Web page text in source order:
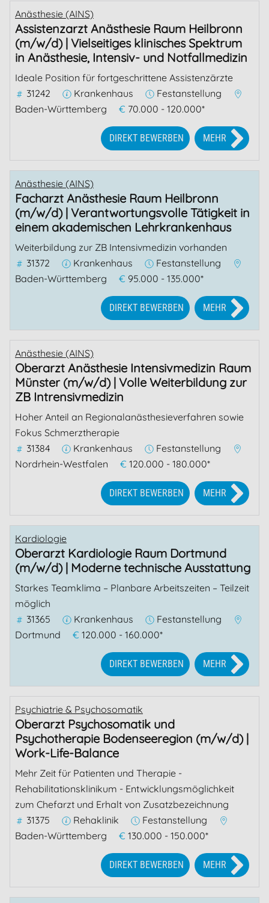
Anästhesie (AINS)
Assistenzarzt Anästhesie Raum Heilbronn
(m/w/d) | Vielseitiges klinisches Spektrum
in Anästhesie, Intensiv- und Notfallmedizin
Ideale Position für fortgeschrittene Assistenzärzte
31242
Krankenhaus
Festanstellung
Baden-Württemberg
€ 70.000 - 120.000*
MEHR
DIREKT BEWERBEN
Anästhesie (AINS)
Facharzt Anästhesie Raum Heilbronn
(m/w/d) | Verantwortungsvolle Tätigkeit in
einem akademischen Lehrkrankenhaus
Weiterbildung zur ZB Intensivmedizin vorhanden
31372
Krankenhaus
Festanstellung
Baden-Württemberg
€ 95.000 - 135.000*
MEHR
DIREKT BEWERBEN
Anästhesie (AINS)
Oberarzt Anästhesie Intensivmedizin Raum
Münster (m/w/d) | Volle Weiterbildung zur
ZB Intrensivmedizin
Hoher Anteil an Regionalanästhesieverfahren sowie
Fokus Schmerztherapie
31384
Krankenhaus
Festanstellung
Nordrhein-Westfalen
€ 120.000 - 180.000*
MEHR
DIREKT BEWERBEN
Kardiologie
Oberarzt Kardiologie Raum Dortmund
(m/w/d) | Moderne technische Ausstattung
Starkes Teamklima – Planbare Arbeitszeiten – Teilzeit
möglich
31365
Krankenhaus
Festanstellung
Dortmund
€ 120.000 - 160.000*
MEHR
DIREKT BEWERBEN
Psychiatrie & Psychosomatik
Oberarzt Psychosomatik und
Psychotherapie Bodenseeregion (m/w/d) |
Work-Life-Balance
Mehr Zeit für Patienten und Therapie -
Rehabilitationsklinikum - Entwicklungsmöglichkeit
zum Chefarzt und Erhalt von Zusatzbezeichnung
31375
Rehaklinik
Festanstellung
Baden-Württemberg
€ 130.000 - 150.000*
MEHR
DIREKT BEWERBEN